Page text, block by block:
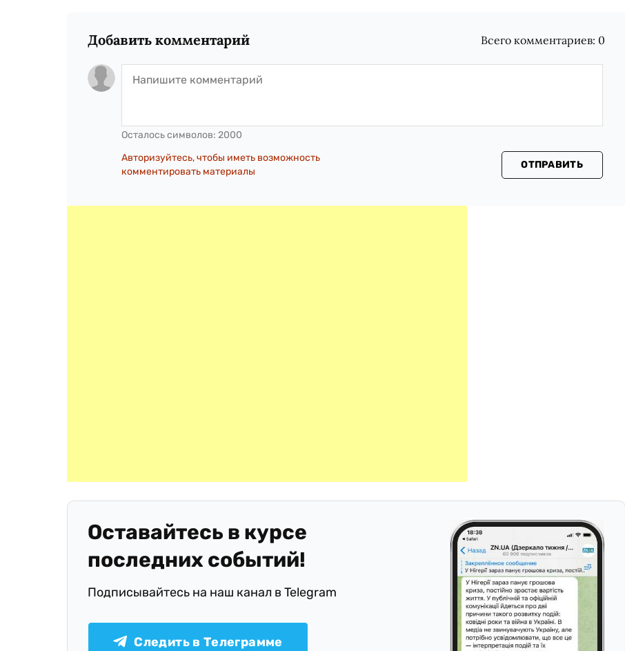
Добавить комментарий Всего комментариев: 0
Осталось символов: 2000
Авторизуйтесь, чтобы иметь возможность
комментировать материалы
ОТПРАВИТЬ
Оставайтесь в курсе
последних событий!
Подписывайтесь на наш канал в Telegram
Следить в Телеграмме